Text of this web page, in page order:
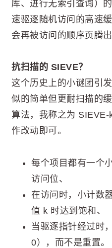
库、进行无索引查询）
速驱逐随机访问的高速
会再被访问的顺序页腾出
抗扫描的 SIEVE？
这个历史上的小谜团引
似的简单但更耐扫描的
算法，我称之为
作改动即可。
每个项目都有一个
访问位、
在访问时，小计数
值 k 时达到饱和、
当驱逐指针经过时
0），而不是重置。